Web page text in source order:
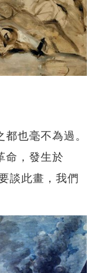
也毫不為過。
命，發生於
談此畫，我們